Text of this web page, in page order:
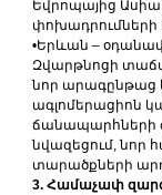
Եվրոպայից Ասիա
փոխադրումների
•Երևան –
Զվարթնոցի
նոր արագընթաց
ագլոմերացիոն
ճանապարհների
նվազեցում, նոր
տարածքների
3. Համաչափ